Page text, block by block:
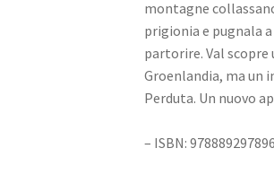
montagne
prigionia e pugnala
partorire. Val
Groenlandia, ma un
Perduta. Un nuovo
– ISBN: